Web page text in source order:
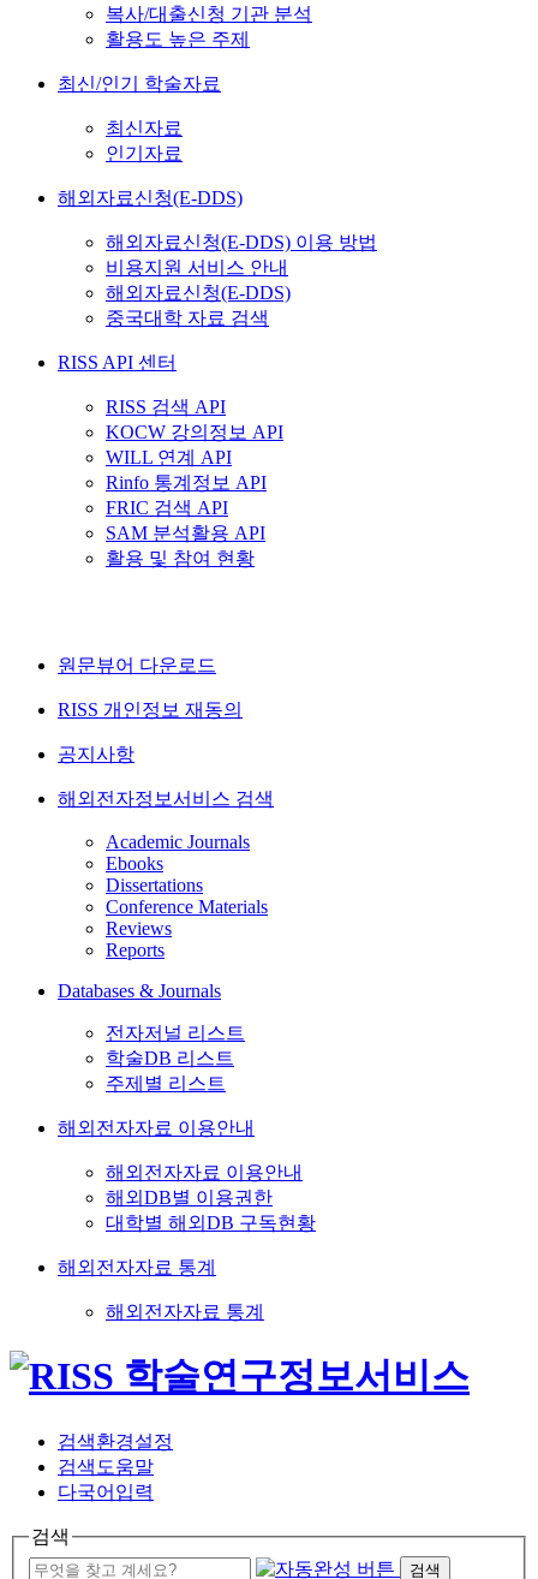
복사/대출신청 기관 분석
활용도 높은 주제
최신/인기 학술자료
최신자료
인기자료
해외자료신청(E-DDS)
해외자료신청(E-DDS) 이용 방법
비용지원 서비스 안내
해외자료신청(E-DDS)
중국대학 자료 검색
RISS API 센터
RISS 검색 API
KOCW 강의정보 API
WILL 연계 API
Rinfo 통계정보 API
FRIC 검색 API
SAM 분석활용 API
활용 및 참여 현황
원문뷰어 다운로드
RISS 개인정보 재동의
공지사항
해외전자정보서비스 검색
Academic Journals
Ebooks
Dissertations
Conference Materials
Reviews
Reports
Databases & Journals
전자저널 리스트
학술DB 리스트
주제별 리스트
해외전자자료 이용안내
해외전자자료 이용안내
해외DB별 이용권한
대학별 해외DB 구독현황
해외전자자료 통계
해외전자자료 통계
검색환경설정
검색도움말
다국어입력
검색
검색